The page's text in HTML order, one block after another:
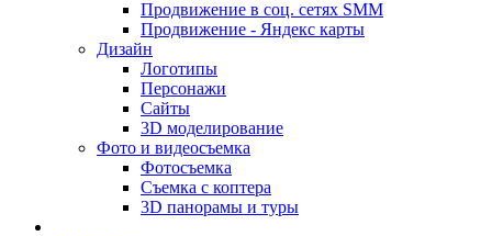
Продвижение в соц. сетях SMM
Продвижение - Яндекс карты
Дизайн
Логотипы
Персонажи
Сайты
3D моделирование
Фото и видеосъемка
Фотосъемка
Съемка с коптера
3D панорамы и туры